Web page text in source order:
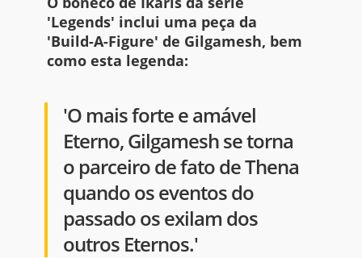
'Legends' inclui uma peça da
'Build-A-Figure' de Gilgamesh, bem
como esta legenda:
'O mais forte e amável
Eterno, Gilgamesh se torna
o parceiro de fato de Thena
quando os eventos do
passado os exilam dos
outros Eternos.'